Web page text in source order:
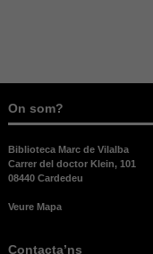
On som?
Biblioteca Marc de Vilalba
Carrer del doctor Klein, 101
08440 Cardedeu
Veure Mapa
Contacta’ns